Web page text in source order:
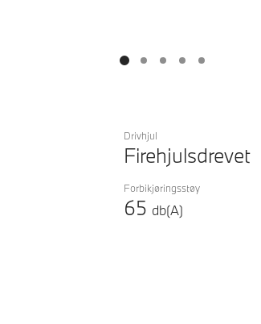
Drivhjul
Firehjulsdrevet
Forbikjøringsstøy
65 db(A)